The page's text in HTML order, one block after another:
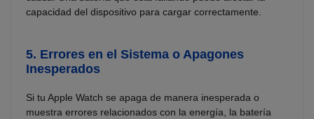
capacidad del dispositivo para cargar correctamente.
5. Errores en el Sistema o Apagones
Inesperados
Si tu Apple Watch se apaga de manera inesperada o
muestra errores relacionados con la energía, la batería